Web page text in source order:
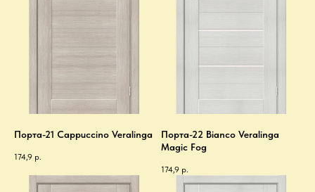
Порта-21 Cappuccino Veralinga
174,9 р.
Порта-22 Bianco Veralinga
Magic Fog
174,9 р.